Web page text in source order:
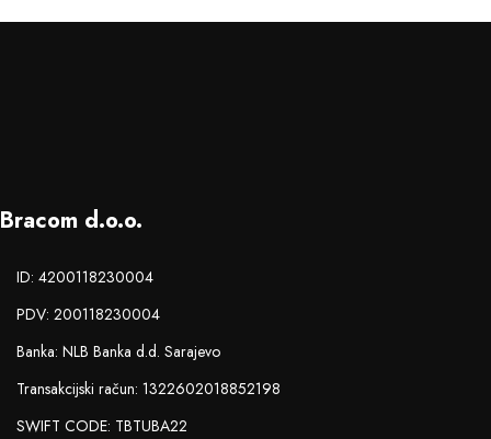
Bracom d.o.o.
ID: 4200118230004
PDV: 200118230004
Banka: NLB Banka d.d. Sarajevo
Transakcijski račun: 1322602018852198
SWIFT CODE: TBTUBA22